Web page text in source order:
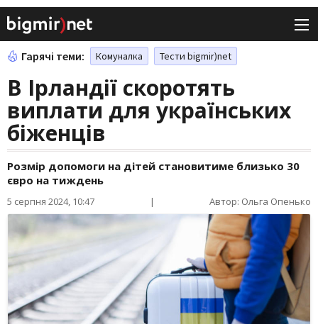
Гарячі теми: Комуналка Тести bigmir)net
В Ірландії скоротять
виплати для українських
біженців
Розмір допомоги на дітей становитиме близько 30
євро на тиждень
5 серпня 2024, 10:47 | Автор: Ольга Опенько